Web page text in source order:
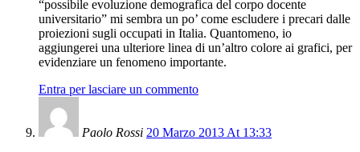
“possibile evoluzione demografica del corpo docente
universitario” mi sembra un po’ come escludere i precari dalle
proiezioni sugli occupati in Italia. Quantomeno, io
aggiungerei una ulteriore linea di un’altro colore ai grafici, per
evidenziare un fenomeno importante.
Entra per lasciare un commento
Paolo Rossi 20 Marzo 2013 At 13:33